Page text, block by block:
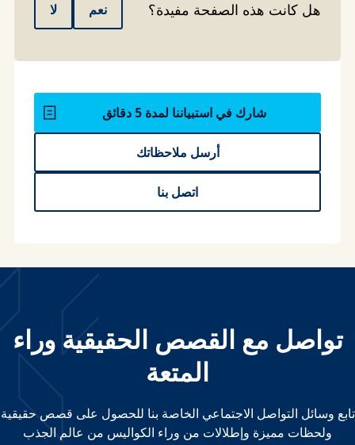
هل كانت هذه الصفحة مفيدة؟ نعم لا
شارك في استبياننا لمدة 5 دقائق
أرسل ملاحظاتك
اتصل بنا
تواصل مع القصص الحقيقية وراء
المتعة
تابع وسائل التواصل الاجتماعي الخاصة بنا للحصول على قصص حقيقية
ولحظات مميزة وإطلالات من وراء الكواليس من عالم الجذب